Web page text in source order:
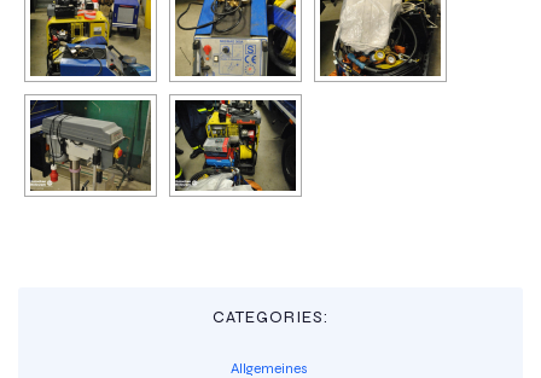
CATEGORIES:
Allgemeines